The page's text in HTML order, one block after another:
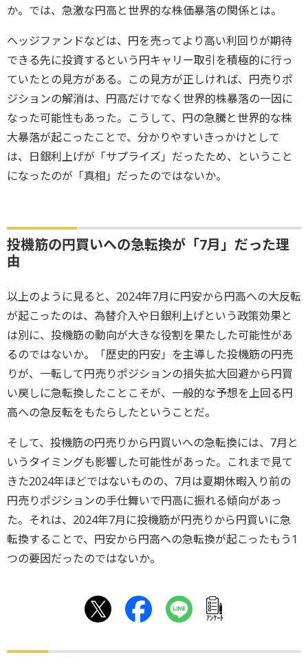
か。では、急激な円高と世界的な株価暴落の関係とは。
ヘッジファンドなどは、円を売ってより高い利回りが期待
できる先に投資するという円キャリー取引を積極的に行っ
ていたとの見方がある。この見方が正しければ、円売りポ
ジションの解消は、円高だけでなく世界的株暴落の一因に
なった可能性もあった。こうして、円の急騰と世界的な株
大暴落が起こったことで、分かりやすいきっかけとして
は、日銀利上げが「サプライズ」だったため、ということ
になったのが「真相」だったのではないか。
投機筋の円買いへの急転換が「7月」だった理
由
以上のように見ると、2024年7月に円安から円高への大反転
が起こったのは、為替介入や日銀利上げという政策効果と
は別に、投機筋の動向が大きな役割を果たした可能性があ
るのではないか。「歴史的円安」を主導した投機筋の円売
りが、一転して円売りポジションの損失拡大回避から円買
い戻しに急転換したことこそが、一般的な予想を上回る円
高への急反転をもたらしたということだ。
そして、投機筋の円売りから円買いへの急転換には、7月と
いうタイミングも影響した可能性があった。これまで見て
きた2024年ほどではないものの、7月は夏期休暇入り前の
円売りポジションの手仕舞いで円高に振れる傾向があっ
た。それは、2024年7月に投機筋が円売りから円買いに急
転換することで、円安から円高への急転換が起こったもう1
つの要因だったのではないか。
ｱﾝｹｰﾄ